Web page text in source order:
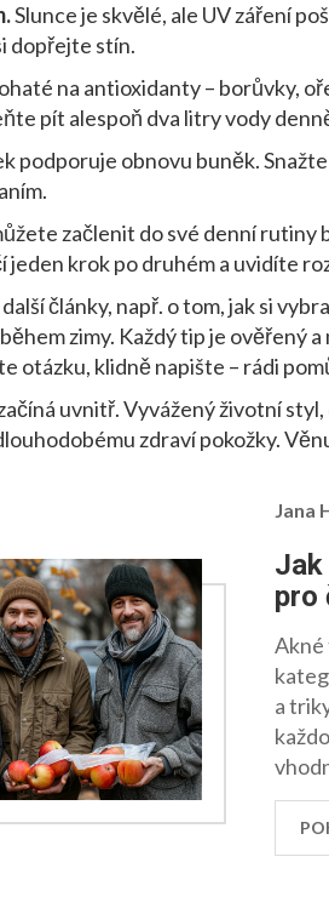
Slunce je skvělé, ale UV záření
dopřejte stín.
na antioxidanty – borůvky,
pít alespoň dva litry vody
podporuje obnovu buněk.
začlenit do své denní
jeden krok po druhém a uvidíte
články, např. o tom, jak si
zimy. Každý tip je ověřený
otázku, klidně napište – rádi
uvnitř. Vyvážený životní
zdraví pokožky.
Jana
Jak
pro
Akné
a
tak